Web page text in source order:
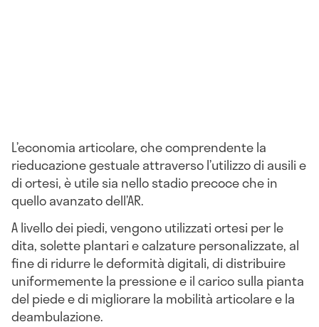
L’economia articolare, che comprendente la
rieducazione gestuale attraverso l’utilizzo di ausili e
di ortesi, è utile sia nello stadio precoce che in
quello avanzato dell’AR.
A livello dei piedi, vengono utilizzati ortesi per le
dita, solette plantari e calzature personalizzate, al
fine di ridurre le deformità digitali, di distribuire
uniformemente la pressione e il carico sulla pianta
del piede e di migliorare la mobilità articolare e la
deambulazione.